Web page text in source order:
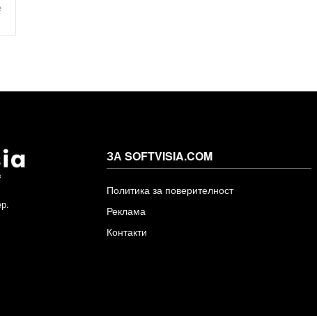
ЗА SOFTVISIA.COM
Политика за поверителност
Реклама
Контакти